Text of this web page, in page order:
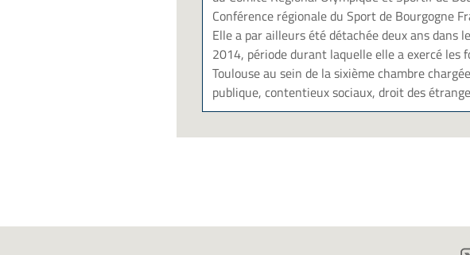
Conférence régionale du Sport de Bourgogne
Elle a par ailleurs été détachée deux ans dans
2014, période durant laquelle elle a exercé
Toulouse au sein de la sixième chambre
publique, contentieux sociaux, droit des